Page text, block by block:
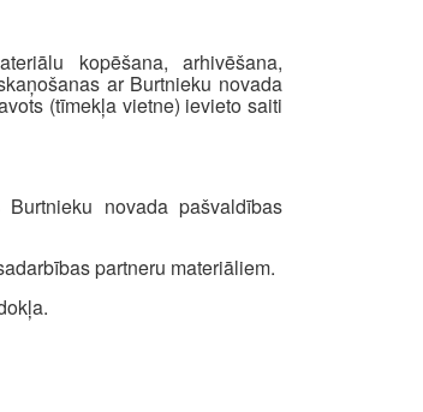
kopēšana, arhivēšana,
ar Burtnieku novada
(tīmekļa vietne) ievieto saiti
novada pašvaldības
partneru materiāliem.